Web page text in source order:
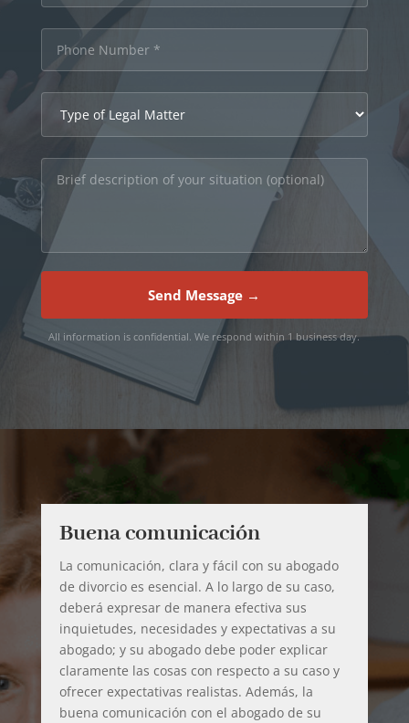
Send Message →
All information is confidential. We respond within 1 business day.
Buena comunicación
La comunicación, clara y fácil con su abogado
de divorcio es esencial. A lo largo de su caso,
deberá expresar de manera efectiva sus
inquietudes, necesidades y expectativas a su
abogado; y su abogado debe poder explicar
claramente las cosas con respecto a su caso y
ofrecer expectativas realistas. Además, la
buena comunicación con el abogado de su